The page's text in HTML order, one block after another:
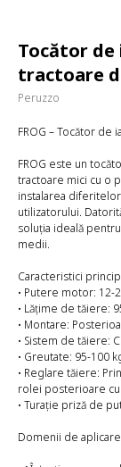
Tocător
tractoare
Peruzzo
FROG – Tocător
FROG este un
tractoare mici cu o
instalarea
utilizatorului.
soluția ideală
medii.
Caracteristici
• Putere motor: 12-
• Lățime de tăiere:
• Montare:
• Sistem de tăiere:
• Greutate: 95-100
• Reglare tăiere:
rolei posterioare
• Turație priză de
Domenii de